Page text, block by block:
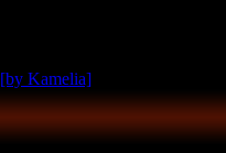
[by Kamelia]